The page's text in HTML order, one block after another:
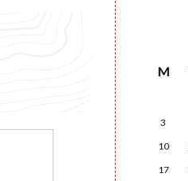
M
3
10
17